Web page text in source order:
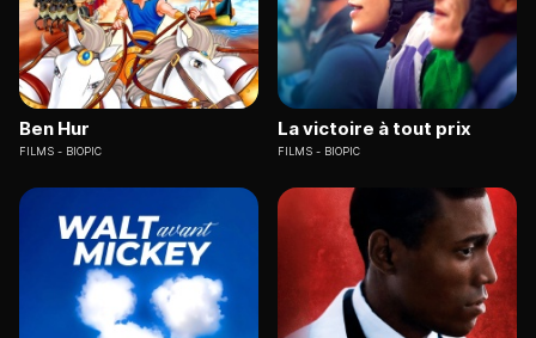
Ben Hur
FILMS BIOPIC
La victoire à tout prix
FILMS BIOPIC